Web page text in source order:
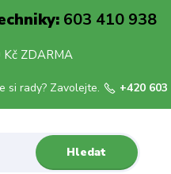
603 410 938
ZDARMA
Hledat
si rady? Zavolejte. +420